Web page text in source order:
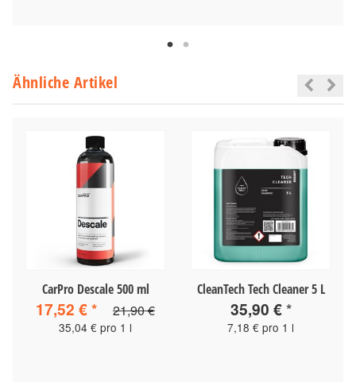
Ähnliche Artikel
CarPro Descale 500 ml
17,52 €* 21,90 €
35,04 € pro 1 l
CleanTech Tech Cleaner 5 L
35,90 €*
7,18 € pro 1 l